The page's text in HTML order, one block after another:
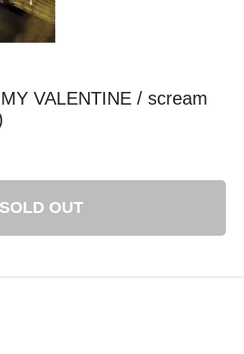
VALENTINE / scream
SOLD OUT